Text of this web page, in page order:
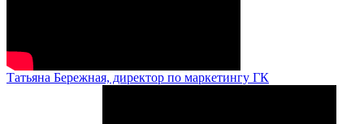
Татьяна Бережная, директор по маркетингу ГК